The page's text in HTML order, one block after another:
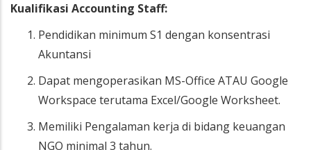
Kualifikasi Accounting Staff:
Pendidikan minimum S1 dengan konsentrasi
Akuntansi
Dapat mengoperasikan MS-Office ATAU Google
Workspace terutama Excel/Google Worksheet.
Memiliki Pengalaman kerja di bidang keuangan
NGO minimal 3 tahun.